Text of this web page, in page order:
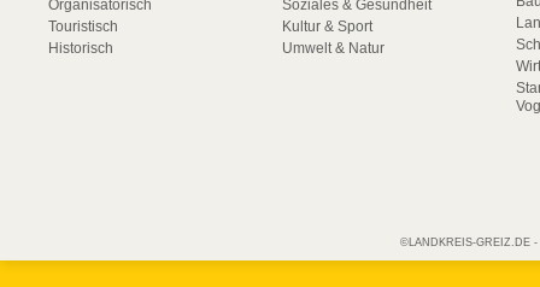
Organisatorisch
Touristisch
Historisch
Soziales & Gesundheit
Kultur & Sport
Umwelt & Natur
©LANDKREIS-GREIZ.DE